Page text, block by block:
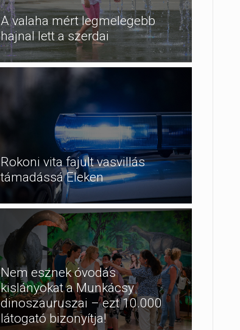
A valaha mért legmelegebb
hajnal lett a szerdai
Rokoni vita fajult vasvillás
támadássá Eleken
Nem esznek óvodás
kislányokat a Munkácsy
dinoszauruszai – ezt 10.000
látogató bizonyítja!